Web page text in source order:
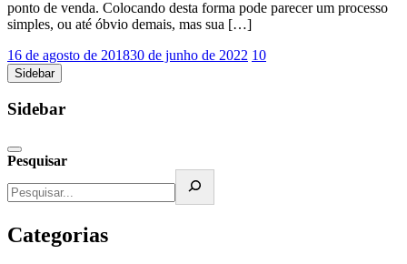
ponto de venda. Colocando desta forma pode parecer um processo
simples, ou até óbvio demais, mas sua […]
16 de agosto de 201830 de junho de 2022 10
Sidebar
Sidebar
Pesquisar
Categorias